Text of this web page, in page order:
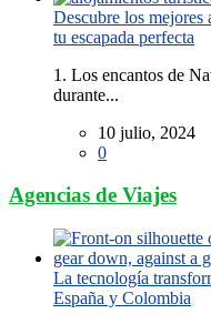
Descubre los
tu escapada perfecta
1. Los encantos de
durante...
10 julio, 2024
0
Agencias de Viajes
La tecnología
España y Colombia